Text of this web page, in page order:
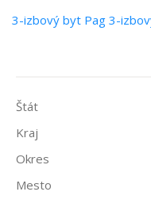
3-izbový byt Pag 3-
Štát
Kraj
Okres
Mesto